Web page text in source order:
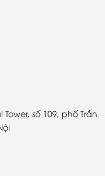
số 109, phố Trần